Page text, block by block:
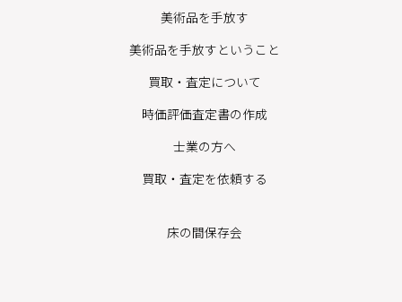
美術品を手放す
美術品を手放すということ
買取・査定について
時価評価査定書の作成
士業の方へ
買取・査定を依頼する
床の間保存会